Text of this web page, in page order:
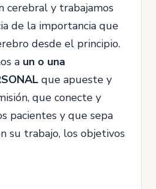
cerebral y trabajamos
de la importancia que
desde el principio.
a un o una
que apueste y
que conecte y
pacientes y que sepa
su trabajo, los objetivos